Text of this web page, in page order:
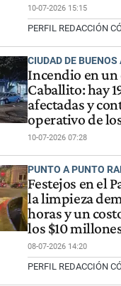
10-07-2026 15:15
PERFIL REDACCIÓN
CIUDAD DE BUENOS
Incendio en
Caballito: hay
afectadas y
operativo de
10-07-2026 07:28
PUNTO A PUNTO
Festejos en el
la limpieza
horas y un
los $10
08-07-2026 14:20
PERFIL REDACCIÓN